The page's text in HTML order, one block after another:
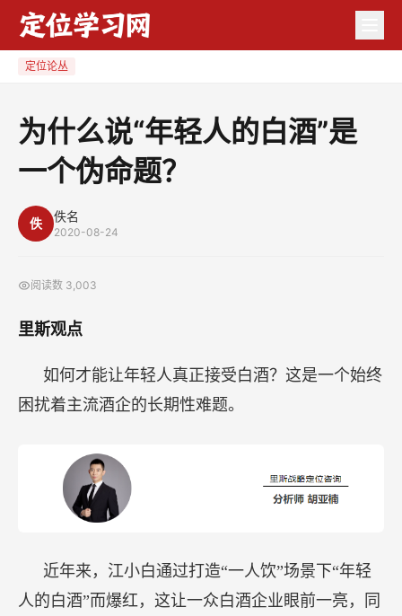
定位论丛
为什么说“年轻人的白酒”是
一个伪命题？
佚 佚名
2020-08-24
阅读数 3,003
里斯观点
如何才能让年轻人真正接受白酒？这是一个始终
困扰着主流酒企的长期性难题。
近年来，江小白通过打造“一人饮”场景下“年轻
人的白酒”而爆红，这让一众白酒企业眼前一亮，同